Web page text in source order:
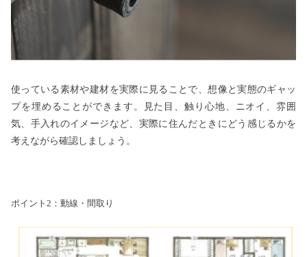
使っている素材や建材を実際に見ることで、想像と実態のギャッ
プを埋めることができます。見た目、触り心地、ニオイ、雰囲
気、手入れのイメージなど、実際に住んだときにどう感じるかを
考えながら確認しましょう。
ポイント2：動線・間取り